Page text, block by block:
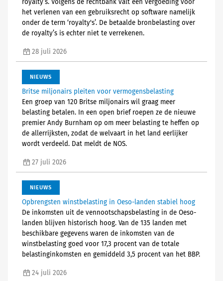
royalty’s. Volgens de rechtbank valt een vergoeding voor
het verlenen van een gebruiksrecht op software namelijk
onder de term ‘royalty's’. De betaalde bronbelasting over
de royalty’s is echter niet te verrekenen.
28 juli 2026
NIEUWS
Britse miljonairs pleiten voor vermogensbelasting
Een groep van 120 Britse miljonairs wil graag meer
belasting betalen. In een open brief roepen ze de nieuwe
premier Andy Burnham op om meer belasting te heffen op
de allerrijksten, zodat de welvaart in het land eerlijker
wordt verdeeld. Dat meldt de NOS.
27 juli 2026
NIEUWS
Opbrengsten winstbelasting in Oeso-landen stabiel hoog
De inkomsten uit de vennootschapsbelasting in de Oeso-
landen blijven historisch hoog. Van de 135 landen met
beschikbare gegevens waren de inkomsten van de
winstbelasting goed voor 17,3 procent van de totale
belastinginkomsten en gemiddeld 3,5 procent van het BBP.
24 juli 2026